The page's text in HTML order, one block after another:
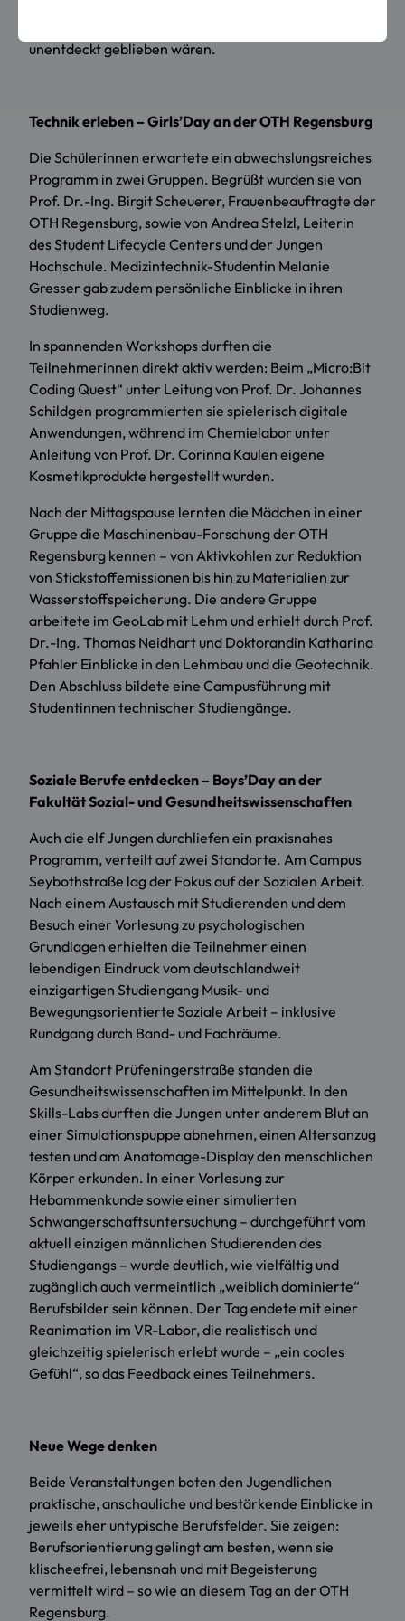
Interesse zu wecken, Hemmschwellen abzubauen –
unentdeckt geblieben wären.
Technik erleben – Girls’Day an der OTH Regensburg
Die Schülerinnen erwartete ein abwechslungsreiches
Programm in zwei Gruppen. Begrüßt wurden sie von
Prof. Dr.-Ing. Birgit Scheuerer, Frauenbeauftragte der
OTH Regensburg, sowie von Andrea Stelzl, Leiterin
des Student Lifecycle Centers und der Jungen
Hochschule. Medizintechnik-Studentin Melanie
Gresser gab zudem persönliche Einblicke in ihren
Studienweg.
In spannenden Workshops durften die
Teilnehmerinnen direkt aktiv werden: Beim „Micro:Bit
Coding Quest“ unter Leitung von Prof. Dr. Johannes
Schildgen programmierten sie spielerisch digitale
Anwendungen, während im Chemielabor unter
Anleitung von Prof. Dr. Corinna Kaulen eigene
Kosmetikprodukte hergestellt wurden.
Nach der Mittagspause lernten die Mädchen in einer
Gruppe die Maschinenbau-Forschung der OTH
Regensburg kennen – von Aktivkohlen zur Reduktion
von Stickstoffemissionen bis hin zu Materialien zur
Wasserstoffspeicherung. Die andere Gruppe
arbeitete im GeoLab mit Lehm und erhielt durch Prof.
Dr.-Ing. Thomas Neidhart und Doktorandin Katharina
Pfahler Einblicke in den Lehmbau und die Geotechnik.
Den Abschluss bildete eine Campusführung mit
Studentinnen technischer Studiengänge.
Soziale Berufe entdecken – Boys’Day an der
Fakultät Sozial- und Gesundheitswissenschaften
Auch die elf Jungen durchliefen ein praxisnahes
Programm, verteilt auf zwei Standorte. Am Campus
Seybothstraße lag der Fokus auf der Sozialen Arbeit.
Nach einem Austausch mit Studierenden und dem
Besuch einer Vorlesung zu psychologischen
Grundlagen erhielten die Teilnehmer einen
lebendigen Eindruck vom deutschlandweit
einzigartigen Studiengang Musik- und
Bewegungsorientierte Soziale Arbeit – inklusive
Rundgang durch Band- und Fachräume.
Am Standort Prüfeningerstraße standen die
Gesundheitswissenschaften im Mittelpunkt. In den
Skills-Labs durften die Jungen unter anderem Blut an
einer Simulationspuppe abnehmen, einen Altersanzug
testen und am Anatomage-Display den menschlichen
Körper erkunden. In einer Vorlesung zur
Hebammenkunde sowie einer simulierten
Schwangerschaftsuntersuchung – durchgeführt vom
aktuell einzigen männlichen Studierenden des
Studiengangs – wurde deutlich, wie vielfältig und
zugänglich auch vermeintlich „weiblich dominierte“
Berufsbilder sein können. Der Tag endete mit einer
Reanimation im VR-Labor, die realistisch und
gleichzeitig spielerisch erlebt wurde – „ein cooles
Gefühl“, so das Feedback eines Teilnehmers.
Neue Wege denken
Beide Veranstaltungen boten den Jugendlichen
praktische, anschauliche und bestärkende Einblicke in
jeweils eher untypische Berufsfelder. Sie zeigen:
Berufsorientierung gelingt am besten, wenn sie
klischeefrei, lebensnah und mit Begeisterung
vermittelt wird – so wie an diesem Tag an der OTH
Regensburg.